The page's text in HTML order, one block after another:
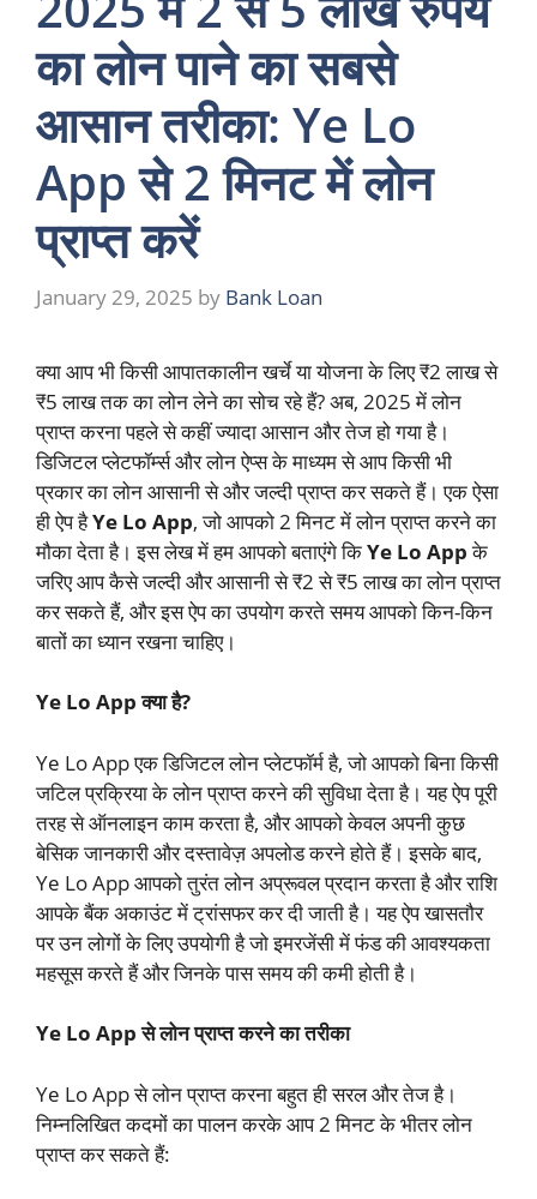
का लोन पाने का सबसे
आसान तरीका: Ye Lo
App से 2 मिनट में लोन
प्राप्त करें
January 29, 2025 by Bank Loan
क्या आप भी किसी आपातकालीन खर्चे या योजना के लिए ₹2 लाख से
₹5 लाख तक का लोन लेने का सोच रहे हैं? अब, 2025 में लोन
प्राप्त करना पहले से कहीं ज्यादा आसान और तेज हो गया है।
डिजिटल प्लेटफॉर्म्स और लोन ऐप्स के माध्यम से आप किसी भी
प्रकार का लोन आसानी से और जल्दी प्राप्त कर सकते हैं। एक ऐसा
ही ऐप हैYe Lo App, जो आपको 2 मिनट में लोन प्राप्त करने का
मौका देता है। इस लेख में हम आपको बताएंगे किYe Lo Appके
जरिए आप कैसे जल्दी और आसानी से ₹2 से ₹5 लाख का लोन प्राप्त
कर सकते हैं, और इस ऐप का उपयोग करते समय आपको किन-किन
बातों का ध्यान रखना चाहिए।
Ye Lo App क्या है?
Ye Lo App एक डिजिटल लोन प्लेटफॉर्म है, जो आपको बिना किसी
जटिल प्रक्रिया के लोन प्राप्त करने की सुविधा देता है। यह ऐप पूरी
तरह से ऑनलाइन काम करता है, और आपको केवल अपनी कुछ
बेसिक जानकारी और दस्तावेज़ अपलोड करने होते हैं। इसके बाद,
Ye Lo App आपको तुरंत लोन अप्रूवल प्रदान करता है और राशि
आपके बैंक अकाउंट में ट्रांसफर कर दी जाती है। यह ऐप खासतौर
पर उन लोगों के लिए उपयोगी है जो इमरजेंसी में फंड की आवश्यकता
महसूस करते हैं और जिनके पास समय की कमी होती है।
Ye Lo App से लोन प्राप्त करने का तरीका
Ye Lo App से लोन प्राप्त करना बहुत ही सरल और तेज है।
निम्नलिखित कदमों का पालन करके आप 2 मिनट के भीतर लोन
प्राप्त कर सकते हैं: